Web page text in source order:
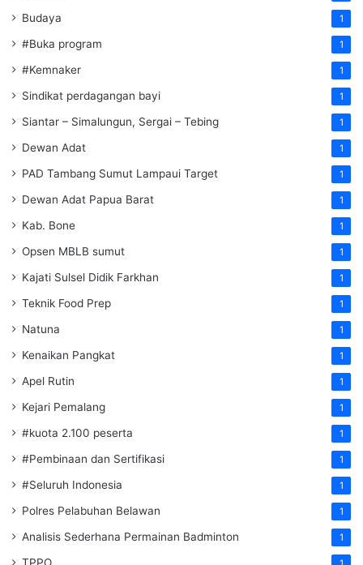
Budaya 1
#Buka program 1
#Kemnaker 1
Sindikat perdagangan bayi 1
Siantar – Simalungun, Sergai – Tebing 1
Dewan Adat 1
PAD Tambang Sumut Lampaui Target 1
Dewan Adat Papua Barat 1
Kab. Bone 1
Opsen MBLB sumut 1
Kajati Sulsel Didik Farkhan 1
Teknik Food Prep 1
Natuna 1
Kenaikan Pangkat 1
Apel Rutin 1
Kejari Pemalang 1
#kuota 2.100 peserta 1
#Pembinaan dan Sertifikasi 1
#Seluruh Indonesia 1
Polres Pelabuhan Belawan 1
Analisis Sederhana Permainan Badminton 1